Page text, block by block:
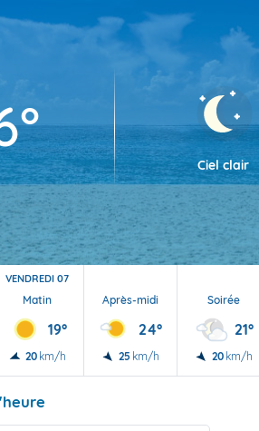
Wallis et Futuna
Grand froid
Ciel clair
VENDREDI 07
Matin
19°
20 km/h
Après-midi
24°
25 km/h
Soirée
21°
20 km/h